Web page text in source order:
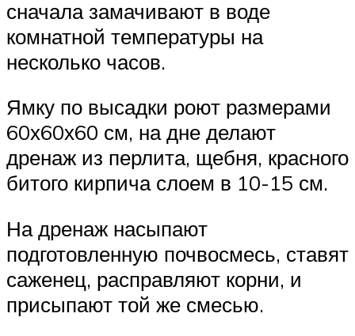
сначала замачивают в воде
комнатной температуры на
несколько часов.
Ямку по высадки роют размерами
60х60х60 см, на дне делают
дренаж из перлита, щебня, красного
битого кирпича слоем в 10-15 см.
На дренаж насыпают
подготовленную почвосмесь, ставят
саженец, расправляют корни, и
присыпают той же смесью.